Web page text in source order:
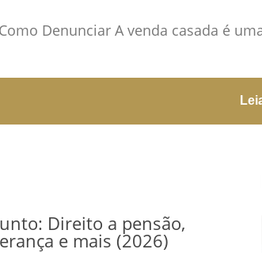
Denunciar A venda casada é
Direito a pensão,
e mais (2026)